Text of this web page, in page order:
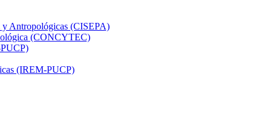
y Antropológicas (CISEPA)
(CONCYTEC)
(IREM-PUCP)